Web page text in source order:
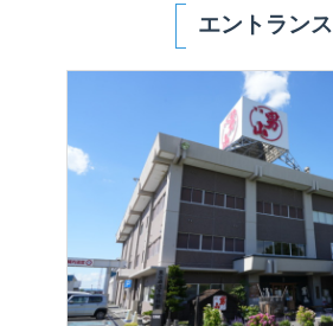
エントランス